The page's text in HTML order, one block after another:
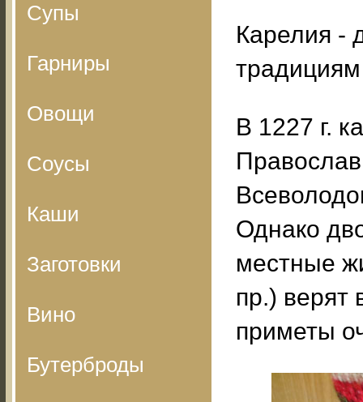
Супы
Гарниры
Овощи
Соусы
Каши
Заготовки
Вино
Бутерброды
Карелия -
В 1227 г.
Однако
местные
пр.) верят
приметы